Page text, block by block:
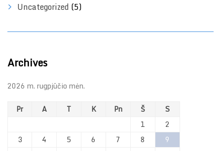
Uncategorized (5)
Archives
2026 m. rugpjūčio mėn.
Pr A T K Pn Š
S
1
2
3
4 5 6 7 8
9